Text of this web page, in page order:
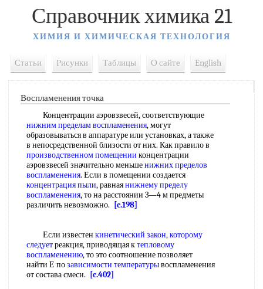
Справочник химика 21
ХИМИЯ И ХИМИЧЕСКАЯ ТЕХНОЛОГИЯ
Статьи Рисунки Таблицы О сайте English
Воспламенения точка
Концентрации аэровзвесей, соответствующие
нижним пределам воспламенения, могут
образовываться в аппаратуре или установках, а также
в непосредственной близости от них. Как правило в
производственном помещении концентрации
аэровзвесей значительно меньшенижних пределов
воспламенения. Если в помещении создается
концентрация пыли, равнаянижнему пределу
воспламенения, то на расстоянии 3—4 м предметы
различить невозможно.
[c.198]
Если известен кинетический закон,которому
следуетреакция, приводящая ктепловому
воспламенению, то это соотношение позволяет
найти Е позависимости температурывоспламенения
от состава смеси.
[c.402]